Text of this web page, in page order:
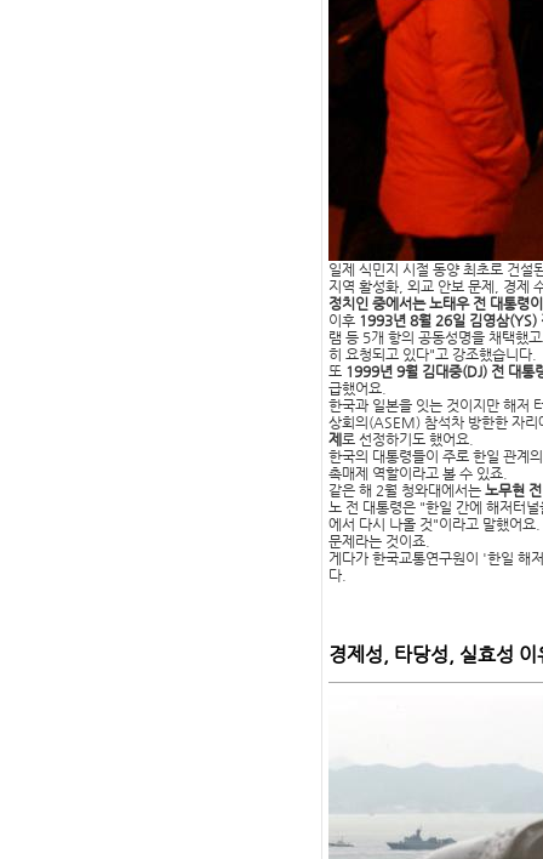
일제 식민지 시절 동양 최초로 건설
지역 활성화, 외교 안보 문제, 경제
정치인 중에서는 노태우 전 대통령
이후 1993년 8월 26일 김영삼(YS)
램 등 5개 항의 공동성명을 채택했
히 요청되고 있다"고 강조했습니다.
또 1999년 9월 김대중(DJ) 전 대통
급했어요.
한국과 일본을 잇는 것이지만 해저
상회의(ASEM) 참석차 방한한 자
제 로 선정하기도 했어요.
한국의 대통령들이 주로 한일 관계
촉매제 역할이라고 볼 수 있죠.
같은 해 2월 청와대에서는 노무현
노 전 대통령은 "한일 간에 해저터
에서 다시 나올 것"이라고 말했어
문제라는 것이죠.
게다가 한국교통연구원이 '한일 해
다.
경제성, 타당성, 실효성